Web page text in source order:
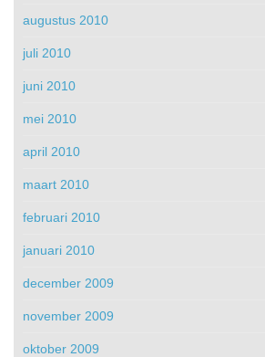
augustus 2010
juli 2010
juni 2010
mei 2010
april 2010
maart 2010
februari 2010
januari 2010
december 2009
november 2009
oktober 2009